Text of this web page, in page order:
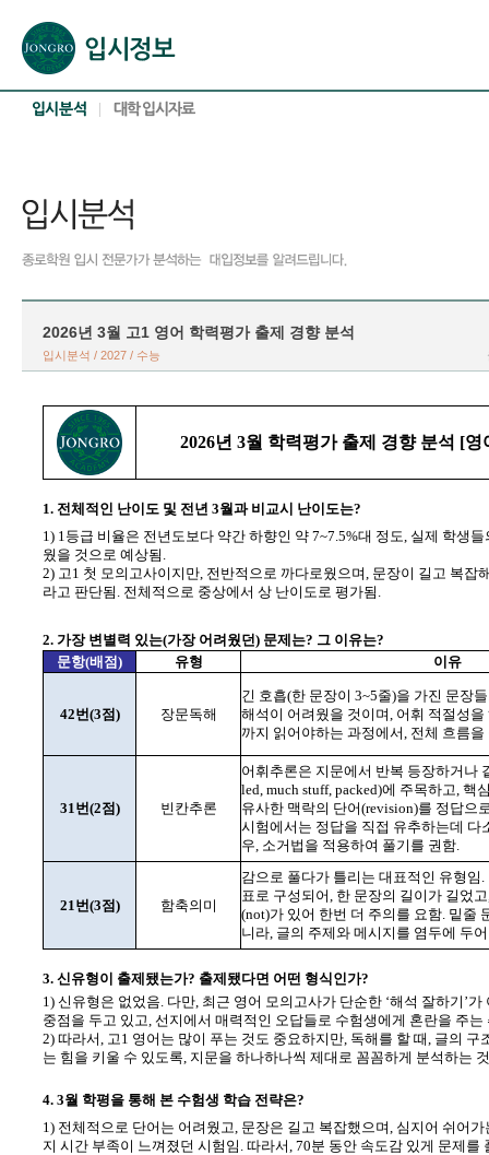
2026년 3월 고1 영어 학력평가 출제 경향 분석
입시분석 / 2027 / 수능
2026년 3월 학력평가 출제 경향 분석 [영
1. 전체적인 난이도 및 전년 3월과 비교시 난이도는?
1) 1등급 비율은 전년도보다 약간 하향인 약 7~7.5%대 정도, 실제 학생
웠을 것으로 예상됨.
2) 고1 첫 모의고사이지만, 전반적으로 까다로웠으며, 문장이 길고 복잡
라고 판단됨. 전체적으로 중상에서 상 난이도로 평가됨.
2. 가장 변별력 있는(가장 어려웠던) 문제는? 그 이유는?
문항(배점)
유형 이유
42번(3점) 장문독해
긴 호흡(한 문장이 3~5줄)을 가진 문장
해석이 어려웠을 것이며, 어휘 적절성
까지 읽어야하는 과정에서, 전체 흐름
31번(2점) 빈칸추론
어휘추론은 지문에서 반복 등장하거나
led, much stuff, packed)에 주목하고, 핵
유사한 맥락의 단어(revision)를 정답으
시험에서는 정답을 직접 유추하는데 다
우, 소거법을 적용하여 풀기를 권함.
21번(3점) 함축의미
감으로 풀다가 틀리는 대표적인 유형임
표로 구성되어, 한 문장의 길이가 길었
(not)가 있어 한번 더 주의를 요함. 밑줄
니라, 글의 주제와 메시지를 염두에 두
3. 신유형이 출제됐는가? 출제됐다면 어떤 형식인가?
1) 신유형은 없었음. 다만, 최근 영어 모의고사가 단순한 ‘해석 잘하기’
중점을 두고 있고, 선지에서 매력적인 오답들로 수험생에게 혼란을 주는
2) 따라서, 고1 영어는 많이 푸는 것도 중요하지만, 독해를 할 때, 글의 구
는 힘을 키울 수 있도록, 지문을 하나하나씩 제대로 꼼꼼하게 분석하는
4. 3월 학평을 통해 본 수험생 학습 전략은?
1) 전체적으로 단어는 어려웠고, 문장은 길고 복잡했으며, 심지어 쉬어
지 시간 부족이 느껴졌던 시험임. 따라서, 70분 동안 속도감 있게 문제를